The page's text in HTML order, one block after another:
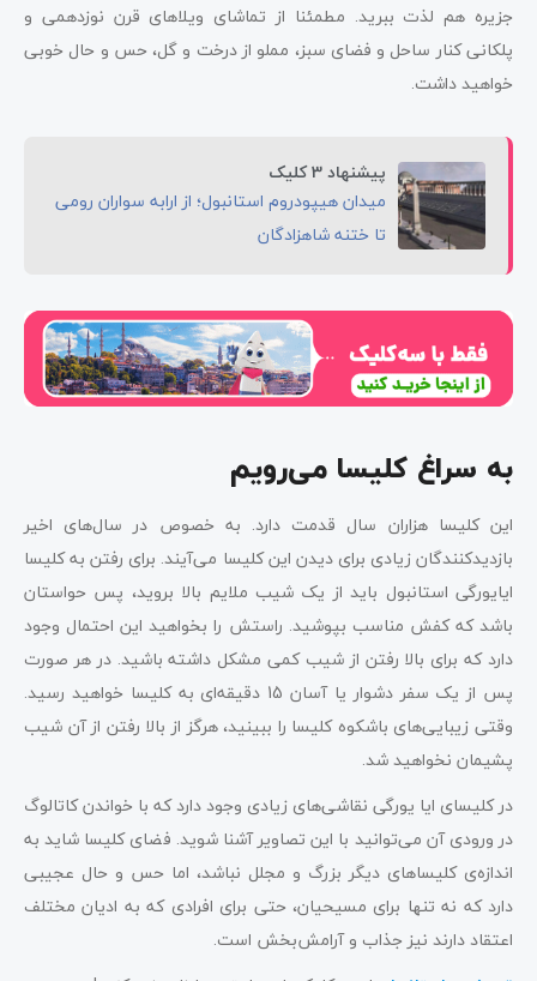
جزیره هم لذت ببرید. مطمئنا از تماشای ویلاهای قرن نوزدهمی و
پلکانی کنار ساحل و فضای سبز، مملو از درخت و گل، حس و حال خوبی
خواهید داشت.
پیشنهاد 3 کلیک
میدان هیپودروم استانبول؛ از ارابه سواران رومی
تا ختنه شاهزادگان
به سراغ کلیسا می‌رویم
این کلیسا هزاران سال قدمت دارد. به خصوص در سال‌های اخیر
بازدیدکنندگان زیادی برای دیدن این کلیسا می‌آیند. برای رفتن به کلیسا
ایایورگی استانبول باید از یک شیب ملایم بالا بروید، پس حواستان
باشد که کفش مناسب بپوشید. راستش را بخواهید این احتمال وجود
دارد که برای بالا رفتن از شیب کمی مشکل داشته باشید. در هر صورت
پس از یک سفر دشوار یا آسان 15 دقیقه‌ای به کلیسا خواهید رسید.
وقتی زیبایی‌های باشکوه کلیسا را ​​ببینید، هرگز از بالا رفتن از آن شیب
پشیمان نخواهید شد.
در کلیسای ایا یورگی نقاشی‌های زیادی وجود دارد که با خواندن کاتالوگ
در ورودی آن می‌توانید با این تصاویر آشنا شوید. فضای کلیسا شاید به
اندازه‌ی کلیساهای دیگر بزرگ و مجلل نباشد، اما حس و حال عجیبی
دارد که نه تنها برای مسیحیان، حتی برای افرادی که به ادیان مختلف
اعتقاد دارند نیز جذاب و آرامش‌بخش است.